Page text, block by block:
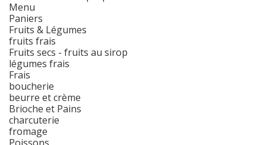
Menu
Paniers
Fruits & Légumes
fruits frais
Fruits secs - fruits au sirop
légumes frais
Frais
boucherie
beurre et crème
Brioche et Pains
charcuterie
fromage